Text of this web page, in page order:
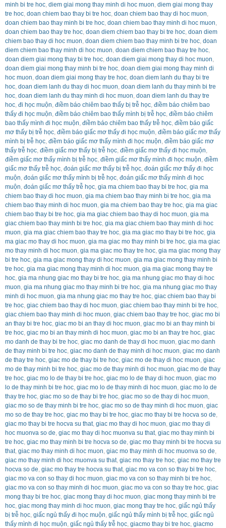
minh bi tre hoc, diem giai mong thay minh di hoc muon, diem giai mong thay
tre hoc, doan chiem bao thay bi tre hoc, doan chiem bao thay di hoc muon,
doan chiem bao thay minh bi tre hoc, doan chiem bao thay minh di hoc muon,
doan chiem bao thay tre hoc, doan diem chiem bao thay bi tre hoc, doan diem
chiem bao thay di hoc muon, doan diem chiem bao thay minh bi tre hoc, doan
diem chiem bao thay minh di hoc muon, doan diem chiem bao thay tre hoc,
doan diem giai mong thay bi tre hoc, doan diem giai mong thay di hoc muon,
doan diem giai mong thay minh bi tre hoc, doan diem giai mong thay minh di
hoc muon, doan diem giai mong thay tre hoc, doan diem lanh du thay bi tre
hoc, doan diem lanh du thay di hoc muon, doan diem lanh du thay minh bi tre
hoc, doan diem lanh du thay minh di hoc muon, doan diem lanh du thay tre
hoc, đi học muộn, điềm báo chiêm bao thấy bị trễ học, điềm báo chiêm bao
thấy đi học muộn, điềm báo chiêm bao thấy mình bị trễ học, điềm báo chiêm
bao thấy mình đi học muộn, điềm báo chiêm bao thấy trễ học, điềm báo giấc
mơ thấy bị trễ học, điềm báo giấc mơ thấy đi học muộn, điềm báo giấc mơ thấy
mình bị trễ học, điềm báo giấc mơ thấy mình đi học muộn, điềm báo giấc mơ
thấy trễ học, điềm giấc mơ thấy bị trễ học, điềm giấc mơ thấy đi học muộn,
điềm giấc mơ thấy mình bị trễ học, điềm giấc mơ thấy mình đi học muộn, điềm
giấc mơ thấy trễ học, đoán giấc mơ thấy bị trễ học, đoán giấc mơ thấy đi học
muộn, đoán giấc mơ thấy mình bị trễ học, đoán giấc mơ thấy mình đi học
muộn, đoán giấc mơ thấy trễ học, gia ma chiem bao thay bi tre hoc, gia ma
chiem bao thay di hoc muon, gia ma chiem bao thay minh bi tre hoc, gia ma
chiem bao thay minh di hoc muon, gia ma chiem bao thay tre hoc, gia ma giac
chiem bao thay bi tre hoc, gia ma giac chiem bao thay di hoc muon, gia ma
giac chiem bao thay minh bi tre hoc, gia ma giac chiem bao thay minh di hoc
muon, gia ma giac chiem bao thay tre hoc, gia ma giac mo thay bi tre hoc, gia
ma giac mo thay di hoc muon, gia ma giac mo thay minh bi tre hoc, gia ma giac
mo thay minh di hoc muon, gia ma giac mo thay tre hoc, gia ma giac mong thay
bi tre hoc, gia ma giac mong thay di hoc muon, gia ma giac mong thay minh bi
tre hoc, gia ma giac mong thay minh di hoc muon, gia ma giac mong thay tre
hoc, gia ma nhung giac mo thay bi tre hoc, gia ma nhung giac mo thay di hoc
muon, gia ma nhung giac mo thay minh bi tre hoc, gia ma nhung giac mo thay
minh di hoc muon, gia ma nhung giac mo thay tre hoc, giac chiem bao thay bi
tre hoc, giac chiem bao thay di hoc muon, giac chiem bao thay minh bi tre hoc,
giac chiem bao thay minh di hoc muon, giac chiem bao thay tre hoc, giac mo bi
an thay bi tre hoc, giac mo bi an thay di hoc muon, giac mo bi an thay minh bi
tre hoc, giac mo bi an thay minh di hoc muon, giac mo bi an thay tre hoc, giac
mo danh de thay bi tre hoc, giac mo danh de thay di hoc muon, giac mo danh
de thay minh bi tre hoc, giac mo danh de thay minh di hoc muon, giac mo danh
de thay tre hoc, giac mo de thay bi tre hoc, giac mo de thay di hoc muon, giac
mo de thay minh bi tre hoc, giac mo de thay minh di hoc muon, giac mo de thay
tre hoc, giac mo lo de thay bi tre hoc, giac mo lo de thay di hoc muon, giac mo
lo de thay minh bi tre hoc, giac mo lo de thay minh di hoc muon, giac mo lo de
thay tre hoc, giac mo so de thay bi tre hoc, giac mo so de thay di hoc muon,
giac mo so de thay minh bi tre hoc, giac mo so de thay minh di hoc muon, giac
mo so de thay tre hoc, giac mo thay bi tre hoc, giac mo thay bi tre hocva so de,
giac mo thay bi tre hocva su that, giac mo thay di hoc muon, giac mo thay di
hoc muonva so de, giac mo thay di hoc muonva su that, giac mo thay minh bi
tre hoc, giac mo thay minh bi tre hocva so de, giac mo thay minh bi tre hocva su
that, giac mo thay minh di hoc muon, giac mo thay minh di hoc muonva so de,
giac mo thay minh di hoc muonva su that, giac mo thay tre hoc, giac mo thay tre
hocva so de, giac mo thay tre hocva su that, giac mo va con so thay bi tre hoc,
giac mo va con so thay di hoc muon, giac mo va con so thay minh bi tre hoc,
giac mo va con so thay minh di hoc muon, giac mo va con so thay tre hoc, giac
mong thay bi tre hoc, giac mong thay di hoc muon, giac mong thay minh bi tre
hoc, giac mong thay minh di hoc muon, giac mong thay tre hoc, giấc ngủ thấy
bị trễ học, giấc ngủ thấy đi học muộn, giấc ngủ thấy mình bị trễ học, giấc ngủ
thấy mình đi học muộn, giấc ngủ thấy trễ học, giacmo thay bi tre hoc, giacmo